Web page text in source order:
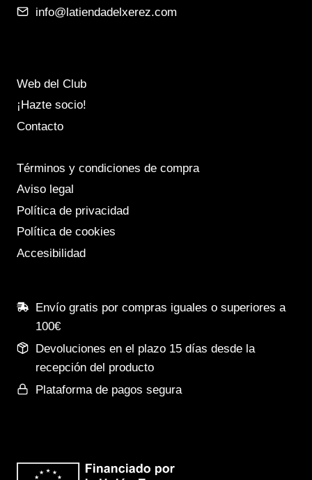
info@latiendadelxerez.com
Web del Club
¡Hazte socio!
Contacto
Términos y condiciones de compra
Aviso legal
Política de privacidad
Política de cookies
Accesibilidad
Envío gratis por compras iguales o superiores a
100€
Devoluciones en el plazo 15 días desde la
recepción del producto
Plataforma de pagos segura